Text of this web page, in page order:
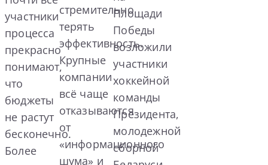
участники
процесса
прекрасно
понимают,
что
бюджеты
не растут
бесконечно.
Более
стремительно
терять
эффективность.
Крупные
компании
всё чаще
отказываются
от
«информационного
шума» и
Площади
Победы
возложили
участники
хоккейной
команды
Президента,
молодежной
сборной